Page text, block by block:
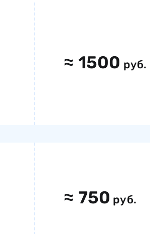
≈1500 руб.
≈ 750 руб.